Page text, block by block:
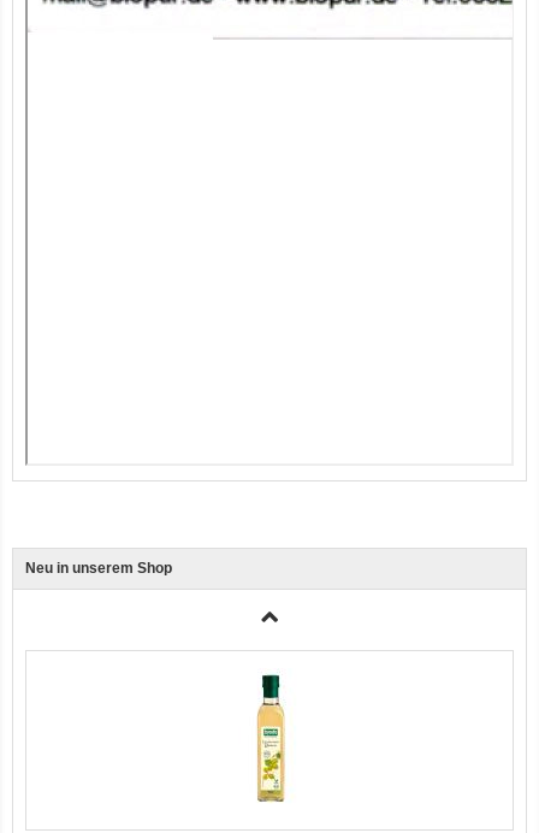
Neu in unserem Shop